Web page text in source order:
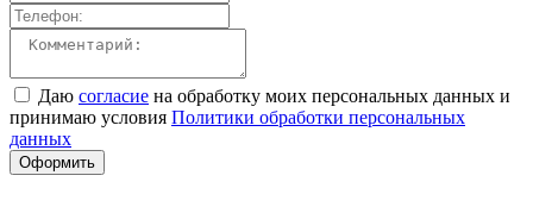
Даю согласие на обработку моих персональных данных и
принимаю условия Политики обработки персональных
данных
Оформить